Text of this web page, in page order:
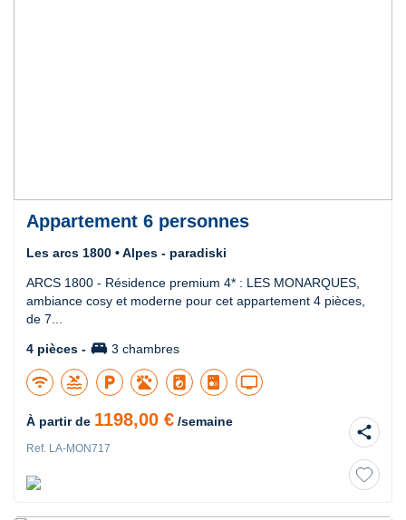
Appartement 6 personnes
Les arcs 1800 • Alpes - paradiski
ARCS 1800 - Résidence premium 4* : LES MONARQUES,
ambiance cosy et moderne pour cet appartement 4 pièces,
de 7...
4 pièces - king_bed 3 chambres
wifi pool local_parking local_laundry_service tv
À partir de 1198,00 € /semaine
Ref. LA-MON717
share